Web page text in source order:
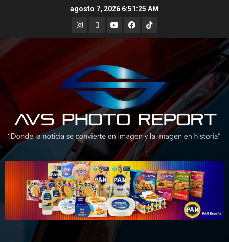
agosto 7, 2026 6:51:27 AM
Instagram
X YoutubeFacebook
TikTok